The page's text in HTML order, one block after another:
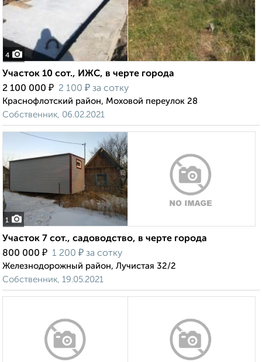
4
Участок 10 сот., ИЖС, в черте города
2 100 000 ₽ 2 100 ₽ за сотку
Краснофлотский район, Моховой переулок 28
Собственник, 06.02.2021
1
Участок 7 сот., садоводство, в черте города
800 000 ₽ 1 200 ₽ за сотку
Железнодорожный район, Лучистая 32/2
Собственник, 19.05.2021